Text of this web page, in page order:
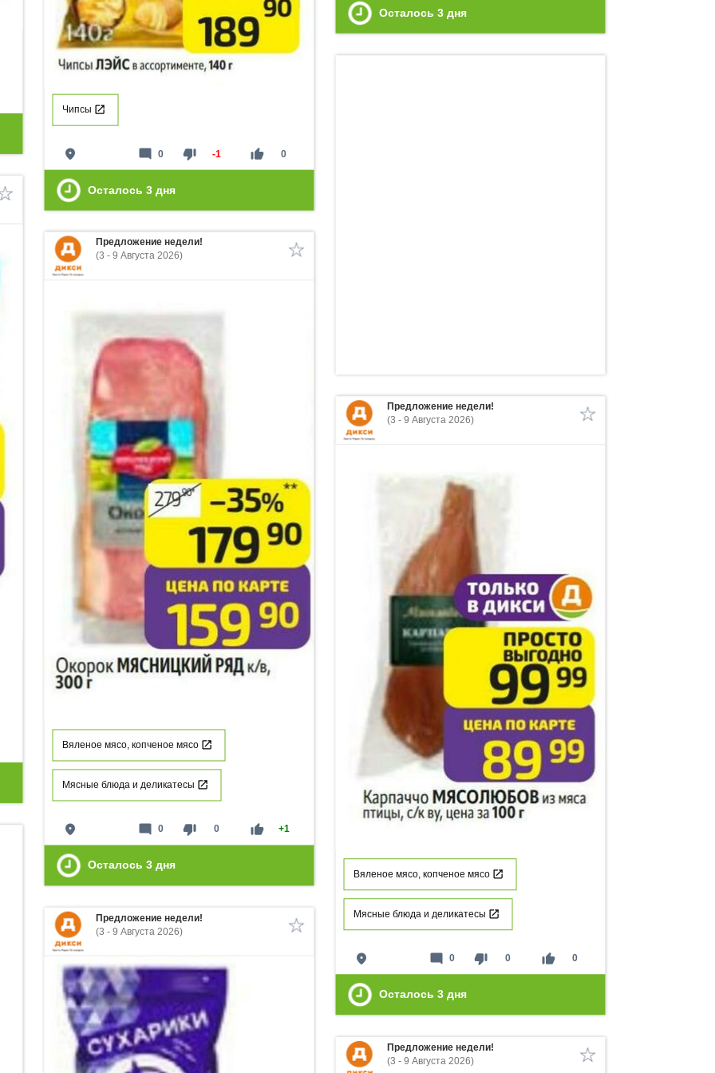
Осталось 3 дня
Чипсы
place thumb_down -1 thumb_up 0
mode_comment 0
Осталось 3 дня
Предложение недели!
(3 - 9 Августа 2026)
Вяленое мясо, копченое мясо
Мясные блюда и деликатесы
place thumb_down 0 thumb_up +1
mode_comment 0
Осталось 3 дня
Предложение недели!
(3 - 9 Августа 2026)
Вяленое мясо, копченое мясо
Мясные блюда и деликатесы
place thumb_down 0 thumb_up 0
mode_comment 0
Осталось 3 дня
Предложение недели!
(3 - 9 Августа 2026)
Предложение недели!
(3 - 9 Августа 2026)